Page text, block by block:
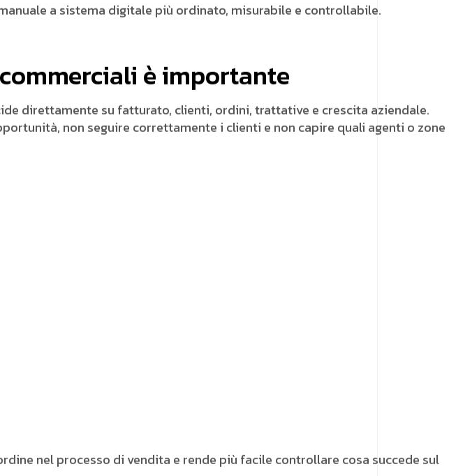
a sistema digitale più ordinato, misurabile e controllabile.
è importante
direttamente su fatturato, clienti, ordini, trattative e crescita aziendale.
non seguire correttamente i clienti e non capire quali agenti o zone
nel processo di vendita e rende più facile controllare cosa succede sul